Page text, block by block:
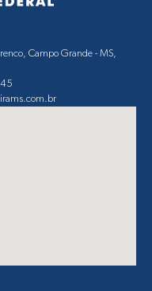
Campo Grande - MS,